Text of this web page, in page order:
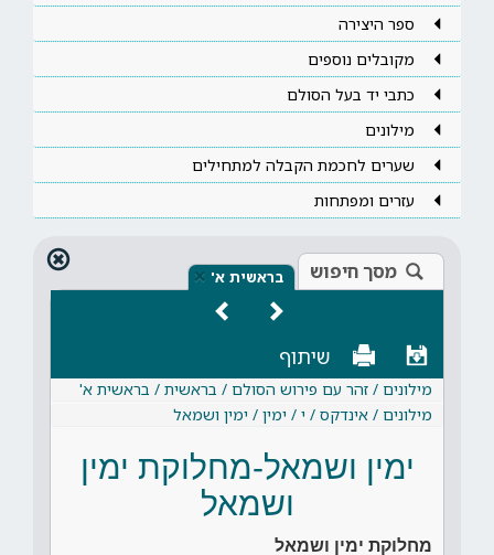
ספר היצירה
מקובלים נוספים
כתבי יד בעל הסולם
מילונים
שערים לחכמת הקבלה למתחילים
עזרים ומפתחות
מסך חיפוש בראשית א' ×
שיתוף
מילונים / זהר עם פירוש הסולם / בראשית / בראשית א'
מילונים / אינדקס / י / ימין / ימין ושמאל
ימין ושמאל-מחלוקת ימין
ושמאל
מחלוקת ימין ושמאל